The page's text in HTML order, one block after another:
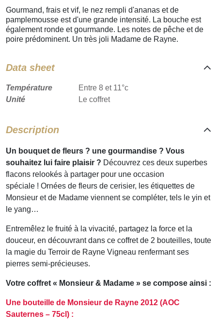
Gourmand, frais et vif, le nez rempli d'ananas et de
pamplemousse est d'une grande intensité. La bouche est
également ronde et gourmande. Les notes de pêche et de
poire prédominent. Un très joli Madame de Rayne.
Data sheet
Température
Entre 8 et 11°c
Unité
Le coffret
Description
Un bouquet de fleurs ? une gourmandise ? Vous
souhaitez lui faire plaisir ? Découvrez ces deux superbes
flacons relookés à partager pour une occasion
spéciale ! Ornées de fleurs de cerisier, les étiquettes de
Monsieur et de Madame viennent se compléter, tels le yin et
le yang…
Entremêlez le fruité à la vivacité, partagez la force et la
douceur, en découvrant dans ce coffret de 2 bouteilles, toute
la magie du Terroir de Rayne Vigneau renfermant ses
pierres semi-précieuses.
Votre coffret « Monsieur & Madame » se compose ainsi :
Une bouteille de Monsieur de Rayne 2012 (AOC
Sauternes – 75cl) :